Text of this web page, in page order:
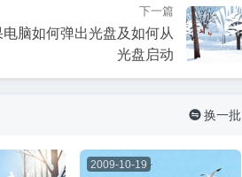
下一篇
脑如何弹出光盘及如何从
光盘启动
 换一批
2009-10-19